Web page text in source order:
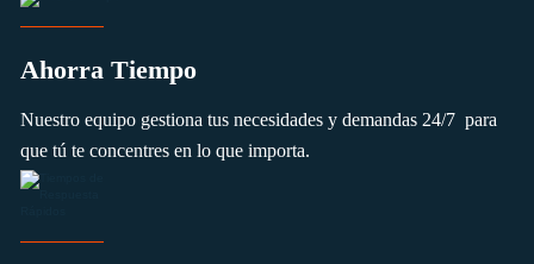
Ahorra Tiempo
Nuestro equipo gestiona tus necesidades y demandas 24/7 para
que tú te concentres en lo que importa.